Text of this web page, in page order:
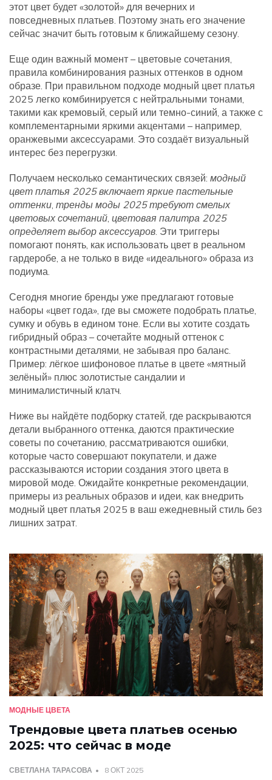
этот цвет будет «золотой» для вечерних и
повседневных платьев. Поэтому знать его значение
сейчас значит быть готовым к ближайшему сезону.
Еще один важный момент – цветовые сочетания,
правила комбинирования разных оттенков в одном
образе. При правильном подходе модный цвет платья
2025 легко комбинируется с нейтральными тонами,
такими как кремовый, серый или темно-синий, а также с
комплементарными яркими акцентами – например,
оранжевыми аксессуарами. Это создаёт визуальный
интерес без перегрузки.
Получаем несколько семантических связей: модный
цвет платья 2025 включает яркие пастельные
оттенки, тренды моды 2025 требуют смелых
цветовых сочетаний, цветовая палитра 2025
определяет выбор аксессуаров. Эти триггеры
помогают понять, как использовать цвет в реальном
гардеробе, а не только в виде «идеального» образа из
подиума.
Сегодня многие бренды уже предлагают готовые
наборы «цвет года», где вы сможете подобрать платье,
сумку и обувь в едином тоне. Если вы хотите создать
гибридный образ – сочетайте модный оттенок с
контрастными деталями, не забывая про баланс.
Пример: лёгкое шифоновое платье в цвете «мятный
зелёный» плюс золотистые сандалии и
минималистичный клатч.
Ниже вы найдёте подборку статей, где раскрываются
детали выбранного оттенка, даются практические
советы по сочетанию, рассматриваются ошибки,
которые часто совершают покупатели, и даже
рассказываются истории создания этого цвета в
мировой моде. Ожидайте конкретные рекомендации,
примеры из реальных образов и идеи, как внедрить
модный цвет платья 2025 в ваш ежедневный стиль без
лишних затрат.
МОДНЫЕ ЦВЕТА
Трендовые цвета платьев осенью
2025: что сейчас в моде
СВЕТЛАНА ТАРАСОВА 8 ОКТ 2025